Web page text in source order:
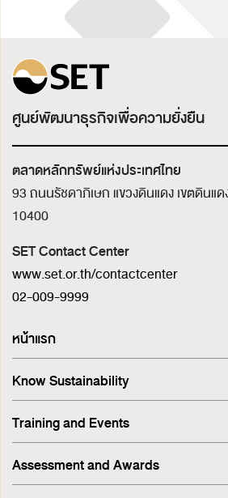
ศูนย์พัฒนาธุรกิจเพื่อความยั่งยืน
ตลาดหลักทรัพย์แห่งประเทศไทย
93 ถนนรัชดาภิเษก แขวงดินแดง เขตดินแด
10400
SET Contact Center
www.set.or.th/contactcenter
02-009-9999
หน้าแรก
Know Sustainability
Sustainability at A Glance
Principles and Guidelines
Corporate Governance
Sustainability Management Process
Stakeholder Engagement &
Training and Events
Training
Events
Assessment and Awards
Corporate Governance Report (CGR)